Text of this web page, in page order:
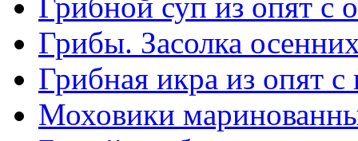
Грибной суп из опят с
Грибы. Засолка
Грибная икра из опят
Моховики